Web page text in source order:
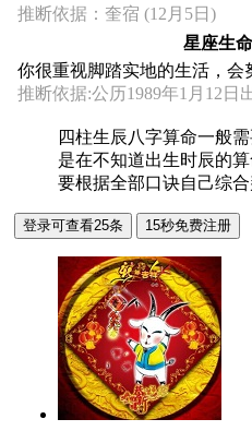
推断依据：奎宿 (12月5日)
星座生
你很重视脚踏实地的生活，会
推断依据:公历1989年1月12日
四柱生辰八字算命一般
是在不知道出生时辰的
要根据全部口诀自己综合